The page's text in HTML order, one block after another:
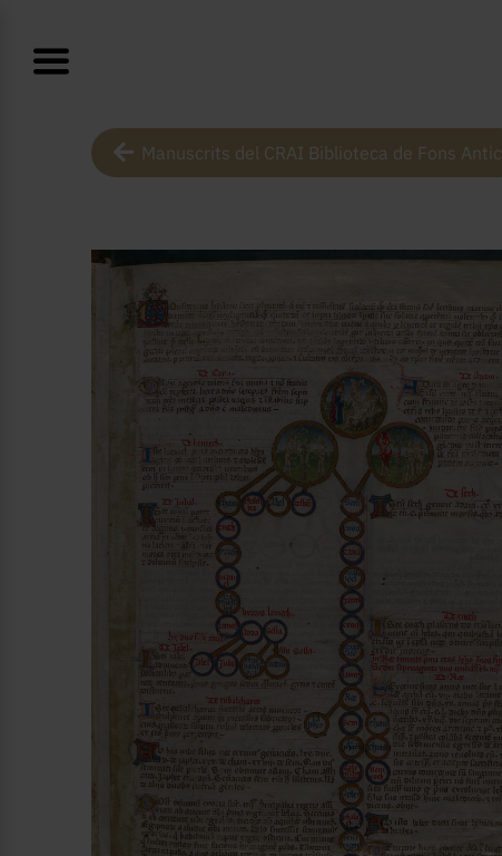
Manuscrits del CRAI Biblioteca de Fons Antic